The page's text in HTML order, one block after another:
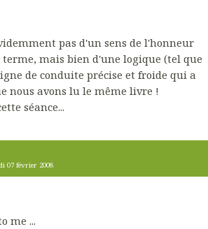
pas d'un sens de l'honneur
terme, mais bien d'une logique (tel que
de conduite précise et froide qui a
nous avons lu le même livre !
séance...
07 février 2008
me ...